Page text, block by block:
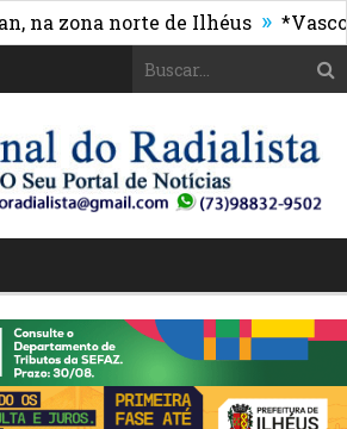
norte de Ilhéus » *Vasco